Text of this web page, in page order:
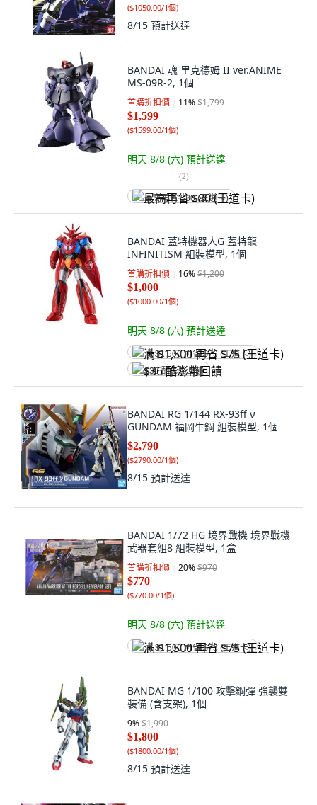
($1050.00/1個)
8/15 預計送達
BANDAI 魂 里克德姆 II ver.ANIME
MS-09R-2, 1個
首購折扣價 11%$1,799
$1,599
($1599.00/1個)
明天 8/8 (六) 預計送達
(2)
最高再省 $80 (王道卡)
BANDAI 蓋特機器人G 蓋特龍
INFINITISM 組裝模型, 1個
首購折扣價 16%$1,200
$1,000
($1000.00/1個)
明天 8/8 (六) 預計送達
满 $1,500 再省 $75 (王道卡)
$36 酷澎幣回饋
BANDAI RG 1/144 RX-93ff ν
GUNDAM 福岡牛鋼 組裝模型, 1個
$2,790
($2790.00/1個)
8/15 預計送達
BANDAI 1/72 HG 境界戰機 境界戰機
武器套組8 組裝模型, 1盒
首購折扣價 20%$970
$770
($770.00/1個)
明天 8/8 (六) 預計送達
满 $1,500 再省 $75 (王道卡)
BANDAI MG 1/100 攻擊鋼彈 強襲雙
裝備 (含支架), 1個
9%$1,990
$1,800
($1800.00/1個)
8/15 預計送達